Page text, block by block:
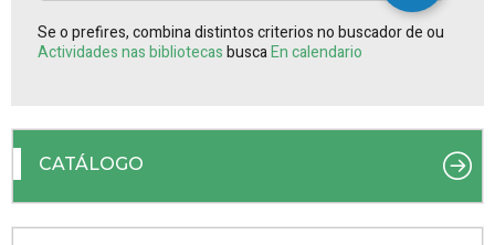
Se o prefires, combina distintos criterios no buscador de ou
Actividades nas bibliotecasbuscaEn calendario
CATÁLOGO